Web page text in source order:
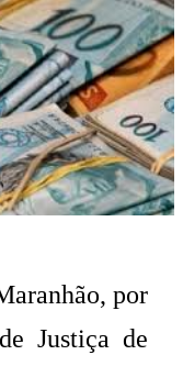
por
Justiça de